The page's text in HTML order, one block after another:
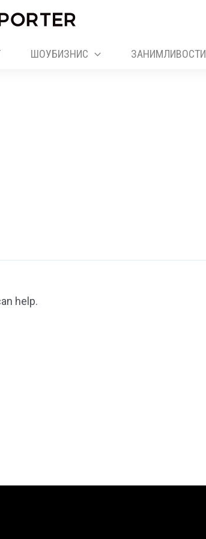
ШОУБИЗНИС ЗАНИМЛИВОСТИ
help.